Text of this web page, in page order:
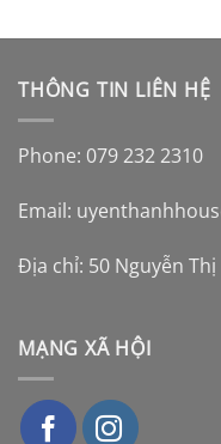
THÔNG TIN LIÊN HỆ
Phone: 079 232 2310
Email:
Địa chỉ: 50 Nguyễn
MẠNG XÃ HỘI